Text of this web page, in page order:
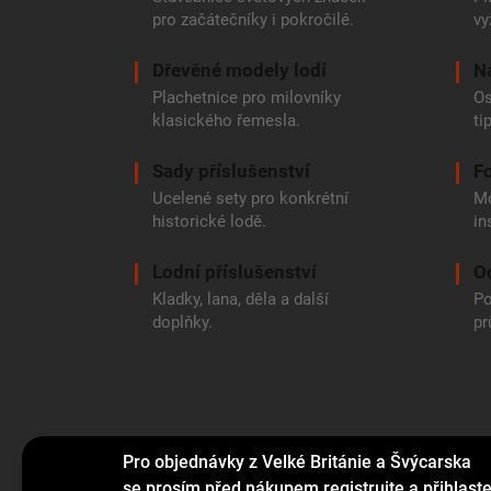
Pro objednávky z Velké Británie a Švýcarska
pro začátečníky i pokročilé.
Dřevěné modely lodí
Plachetnice pro milovníky
klasického řemesla.
Sady příslušenství
Ucelené sety pro konkrétní
historické lodě.
Lodní příslušenství
Kladky, lana, děla a další
doplňky.